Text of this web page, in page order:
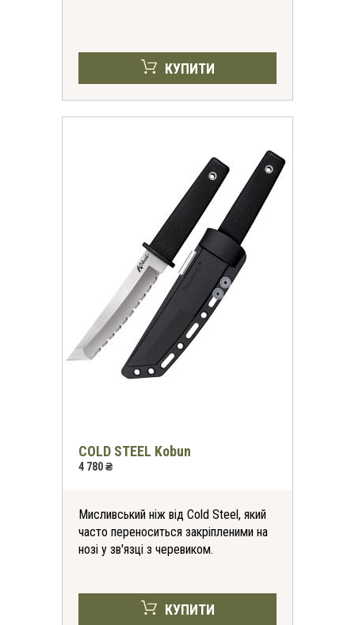
КУПИТИ
COLD STEEL Kobun
4 780 ₴
Мисливський ніж від Cold Steel, який
часто переноситься закріпленими на
нозі у зв'язці з черевиком.
КУПИТИ